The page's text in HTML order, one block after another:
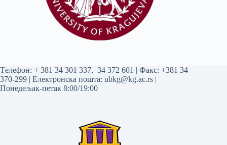
Tелефон: + 381 34 301 337, 34 372 601 | Факс: +381 34
370-299 | Електронска пошта: ubkg@kg.ac.rs |
Понедељак-петак 8:00/19:00